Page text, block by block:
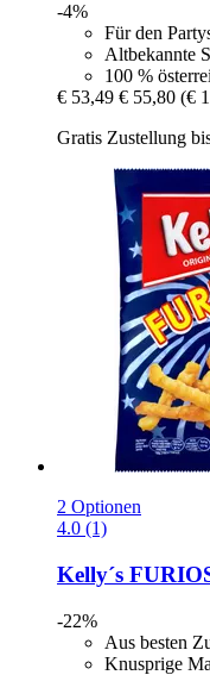
-4%
Für den
Altbekannte
100 %
€ 53,49 € 55,80 (€
Gratis Zustellung
2 Optionen
4.0 (1)
Kelly´s
-22%
Aus besten
Knusprige